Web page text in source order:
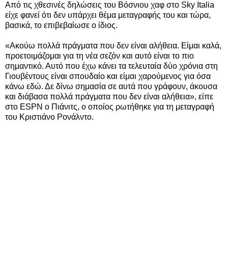
Από τις χθεσινές δηλώσεις του Βόσνιου χαφ στο Sky Italia
είχε φανεί ότι δεν υπάρχει θέμα μεταγραφής του και τώρα,
βασικά, το επιβεβαίωσε ο ίδιος.
«Ακούω πολλά πράγματα που δεν είναι αλήθεια. Είμαι καλά,
προετοιμάζομαι για τη νέα σεζόν και αυτό είναι το πιο
σημαντικό. Αυτό που έχω κάνει τα τελευταία δύο χρόνια στη
Γιουβέντους είναι σπουδαίο και είμαι χαρούμενος για όσα
κάνω εδώ. Δε δίνω σημασία σε αυτά που γράφουν, άκουσα
και διάβασα πολλά πράγματα που δεν είναι αλήθεια», είπε
στο ESPN ο Πιάνιτς, ο οποίος ρωτήθηκε για τη μεταγραφή
του Κριστιάνο Ρονάλντο.